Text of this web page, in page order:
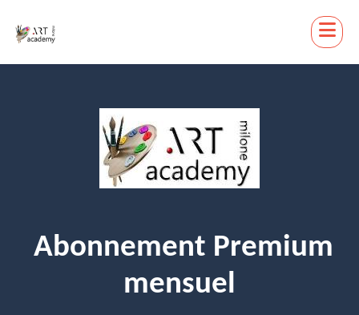
Abonnement Premium
mensuel